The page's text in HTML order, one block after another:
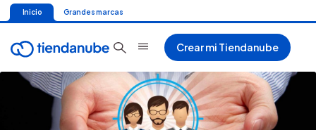
Inicio Grandes marcas
Crear mi Tiendanube